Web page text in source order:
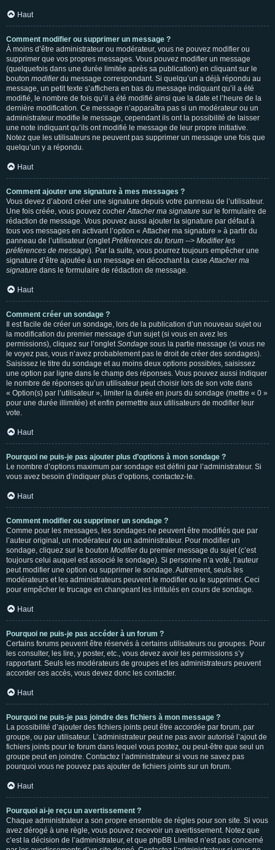
Haut
Comment modifier ou supprimer un message ?
À moins d’être administrateur ou modérateur, vous ne pouvez modifier ou
supprimer que vos propres messages. Vous pouvez modifier un message
(quelquefois dans une durée limitée après sa publication) en cliquant sur le
bouton modifierdu message correspondant. Si quelqu’un a déjà répondu au
message, un petit texte s’affichera en bas du message indiquant qu’il a été
modifié, le nombre de fois qu’il a été modifié ainsi que la date et l’heure de la
dernière modification. Ce message n’apparaîtra pas si un modérateur ou un
administrateur modifie le message, cependant ils ont la possibilité de laisser
une note indiquant qu’ils ont modifié le message de leur propre initiative.
Notez que les utilisateurs ne peuvent pas supprimer un message une fois que
quelqu’un y a répondu.
Haut
Comment ajouter une signature à mes messages ?
Vous devez d’abord créer une signature depuis votre panneau de l’utilisateur.
Une fois créée, vous pouvez cocherAttacher ma signature sur le formulaire de
rédaction de message. Vous pouvez aussi ajouter la signature par défaut à
tous vos messages en activant l’option « Attacher ma signature » à partir du
panneau de l’utilisateur (ongletPréférences du forum --> Modifier les
préférences de message). Par la suite, vous pourrez toujours empêcher une
signature d’être ajoutée à un message en décochant la caseAttacher ma
signature dans le formulaire de rédaction de message.
Haut
Comment créer un sondage ?
Il est facile de créer un sondage, lors de la publication d’un nouveau sujet ou
la modification du premier message d’un sujet (si vous en avez les
permissions), cliquez sur l’ongletSondage sous la partie message (si vous ne
le voyez pas, vous n’avez probablement pas le droit de créer des sondages).
Saisissez le titre du sondage et au moins deux options possibles, saisissez
une option par ligne dans le champ des réponses. Vous pouvez aussi indiquer
le nombre de réponses qu’un utilisateur peut choisir lors de son vote dans
« Option(s) par l’utilisateur », limiter la durée en jours du sondage (mettre « 0 »
pour une durée illimitée) et enfin permettre aux utilisateurs de modifier leur
vote.
Haut
Pourquoi ne puis-je pas ajouter plus d’options à mon sondage ?
Le nombre d’options maximum par sondage est défini par l’administrateur. Si
vous avez besoin d’indiquer plus d’options, contactez-le.
Haut
Comment modifier ou supprimer un sondage ?
Comme pour les messages, les sondages ne peuvent être modifiés que par
l’auteur original, un modérateur ou un administrateur. Pour modifier un
sondage, cliquez sur le bouton Modifierdu premier message du sujet (c’est
toujours celui auquel est associé le sondage). Si personne n’a voté, l’auteur
peut modifier une option ou supprimer le sondage. Autrement, seuls les
modérateurs et les administrateurs peuvent le modifier ou le supprimer. Ceci
pour empêcher le trucage en changeant les intitulés en cours de sondage.
Haut
Pourquoi ne puis-je pas accéder à un forum ?
Certains forums peuvent être réservés à certains utilisateurs ou groupes. Pour
les consulter, les lire, y poster, etc., vous devez avoir les permissions s’y
rapportant. Seuls les modérateurs de groupes et les administrateurs peuvent
accorder ces accès, vous devez donc les contacter.
Haut
Pourquoi ne puis-je pas joindre des fichiers à mon message ?
La possibilité d’ajouter des fichiers joints peut être accordée par forum, par
groupe, ou par utilisateur. L’administrateur peut ne pas avoir autorisé l’ajout de
fichiers joints pour le forum dans lequel vous postez, ou peut-être que seul un
groupe peut en joindre. Contactez l’administrateur si vous ne savez pas
pourquoi vous ne pouvez pas ajouter de fichiers joints sur un forum.
Haut
Pourquoi ai-je reçu un avertissement ?
Chaque administrateur a son propre ensemble de règles pour son site. Si vous
avez dérogé à une règle, vous pouvez recevoir un avertissement. Notez que
c’est la décision de l’administrateur, et que phpBB Limited n’est pas concerné